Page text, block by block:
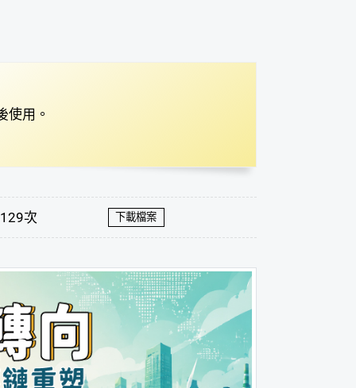
使用。
129次 下載檔案